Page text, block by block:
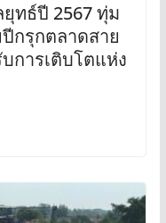
ทธ์ปี 2567 ทุ่ม
กรุกตลาดสาย
การเติบโตแห่ง